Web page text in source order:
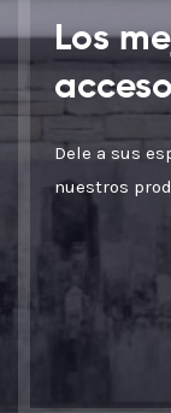
Los
Dele a sus
nuestros